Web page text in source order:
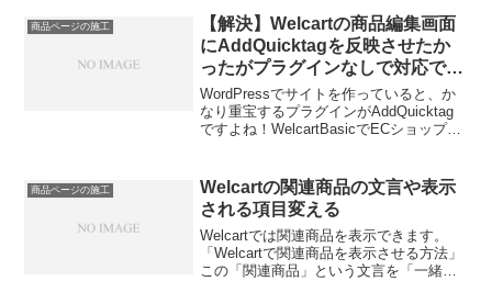
商品ページの施工
【解決】Welcartの商品編集画面
にAddQuicktagを反映させたか
ったがプラグインなしで対応でき
た
WordPressでサイトを作っていると、か
なり重宝するプラグインがAddQuicktag
ですよね！WelcartBasicでECショップを
映されるのですが...
商品ページの施工
Welcartの関連商品の文言や表示
される項目変える
Welcartでは関連商品を表示できます。
「Welcartで関連商品を表示させる方法」
この「関連商品」という文言を「一緒に